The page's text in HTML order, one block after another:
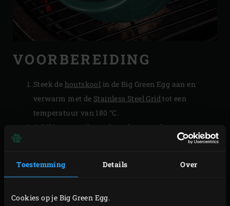
Toestemming Details Over
Cookies op je Big Green Egg.
VOORBEREIDING
Steek de houtskool in de Big Green Egg aan en
verwarm met de Stainless Steel Gridtot een
temperatuur van 180 °C.
Schil intussen de aardappels en steek er met een
pommes parisienneboor (Ø 25 mm) bolletjes uit. De
recept van de
gehaktbal kiekeboe
. Pel en snipper de